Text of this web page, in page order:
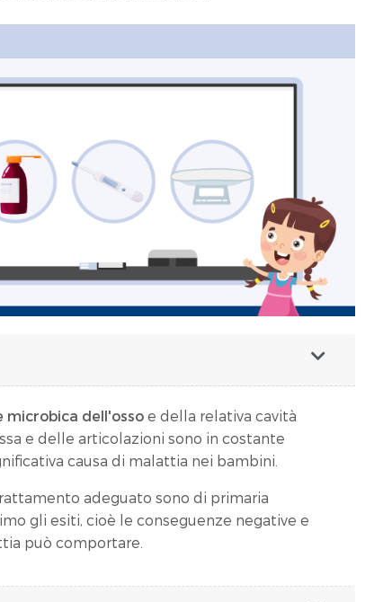
microbica dell'osso e della relativa cavità
e delle articolazioni sono in costante
causa di malattia nei bambini.
adeguato sono di primaria
gli esiti, cioè le conseguenze negative e
può comportare.